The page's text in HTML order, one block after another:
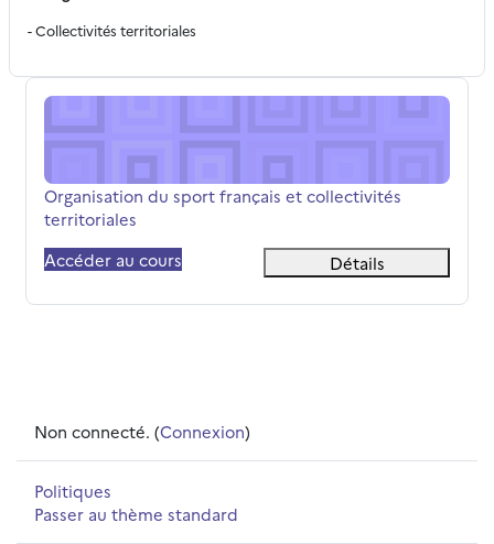
- Collectivités territoriales
Organisation du sport français et collectivités
Nom du cours
Organisation du sport français et collectivités
territoriales
Accéder au cours
Détails
Non connecté. (Connexion)
Politiques
Passer au thème standard